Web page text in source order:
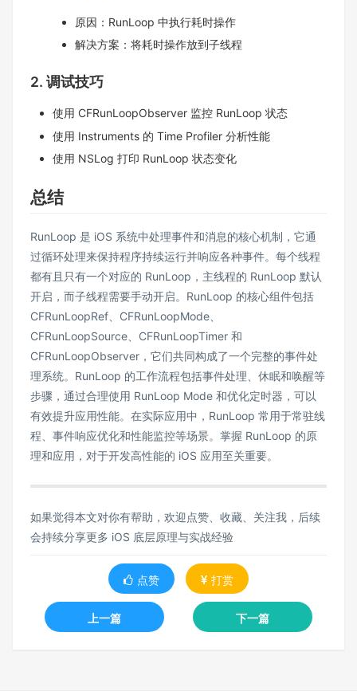
原因：RunLoop 中执行耗时操作
解决方案：将耗时操作放到子线程
2. 调试技巧
使用 CFRunLoopObserver 监控 RunLoop 状态
使用 Instruments 的 Time Profiler 分析性能
使用 NSLog 打印 RunLoop 状态变化
总结
RunLoop 是 iOS 系统中处理事件和消息的核心机制，它通
过循环处理来保持程序持续运行并响应各种事件。每个线程
都有且只有一个对应的 RunLoop，主线程的 RunLoop 默认
开启，而子线程需要手动开启。RunLoop 的核心组件包括
CFRunLoopRef、CFRunLoopMode、
CFRunLoopSource、CFRunLoopTimer 和
CFRunLoopObserver，它们共同构成了一个完整的事件处
理系统。RunLoop 的工作流程包括事件处理、休眠和唤醒等
步骤，通过合理使用 RunLoop Mode 和优化定时器，可以
有效提升应用性能。在实际应用中，RunLoop 常用于常驻线
程、事件响应优化和性能监控等场景。掌握 RunLoop 的原
理和应用，对于开发高性能的 iOS 应用至关重要。
如果觉得本文对你有帮助，欢迎点赞、收藏、关注我，后续
会持续分享更多 iOS 底层原理与实战经验
点赞 打赏
上一篇 下一篇